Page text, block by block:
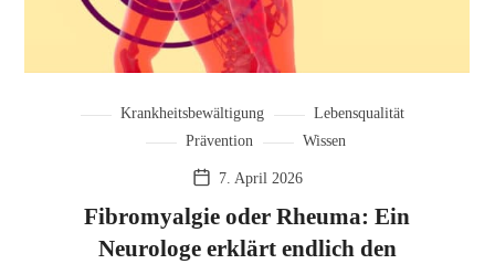
Krankheitsbewältigung
Lebensqualität
Prävention
Wissen
7. April 2026
Fibromyalgie oder Rheuma: Ein
Neurologe erklärt endlich den